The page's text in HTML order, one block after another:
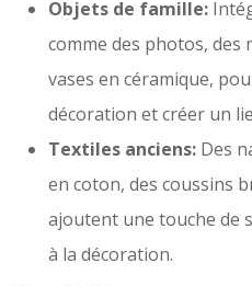
Objets de famille:
comme des photos, des
vases en céramique,
décoration et créer un
Textiles anciens: Des
en coton, des coussins
ajoutent une touche de
à la décoration.